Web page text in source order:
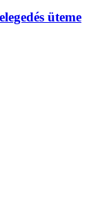
üteme